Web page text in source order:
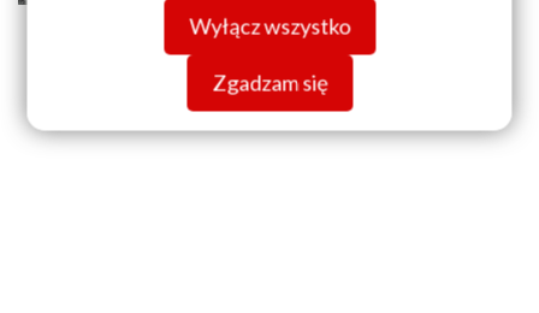
Wyłącz wszystko
Zgadzam się